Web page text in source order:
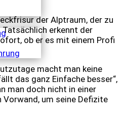
der Alptraum, der zu
erkennt der
ob er es mit einem Profi
macht man keine
das ganz Einfache besser“,
man doch nicht in einer
Vorwand, um seine Defizite